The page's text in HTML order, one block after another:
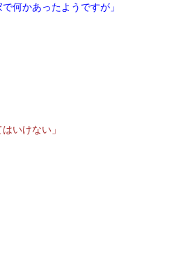
何かあったようですが」
いけない」